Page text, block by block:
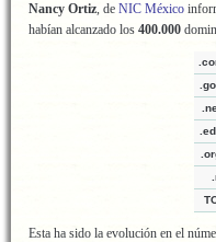
Nancy Ortiz, de NIC México
habían alcanzado los 400.000
Esta ha sido la evolución en el